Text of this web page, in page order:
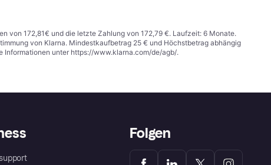
von 172,81€ und die letzte Zahlung von 172,79 €. Laufzeit: 6 Monate.
von Klarna. Mindestkaufbetrag 25 € und Höchstbetrag abhängig
Informationen unter https://www.klarna.com/de/agb/.
Folgen